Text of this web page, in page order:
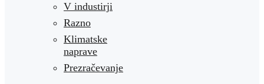
V industirji
Razno
Klimatske
naprave
Prezračevanje